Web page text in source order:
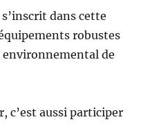
dans cette
robustes
de
c’est aussi participer